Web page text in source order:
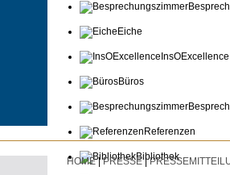
Eiche
InsOExcellence
Büros
Referenzen
Bibliothek
HOME|PRESSE|